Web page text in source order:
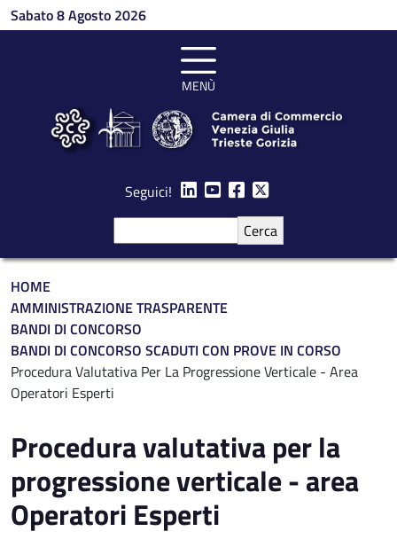
Salta al contenuto principale
Sabato 8 Agosto 2026
MENÙ
Seguici!
Briciole di pane
HOME
AMMINISTRAZIONE TRASPARENTE
BANDI DI CONCORSO
BANDI DI CONCORSO SCADUTI CON PROVE IN CORSO
Procedura Valutativa Per La Progressione Verticale - Area
Operatori Esperti
Procedura valutativa per la
progressione verticale - area
Operatori Esperti